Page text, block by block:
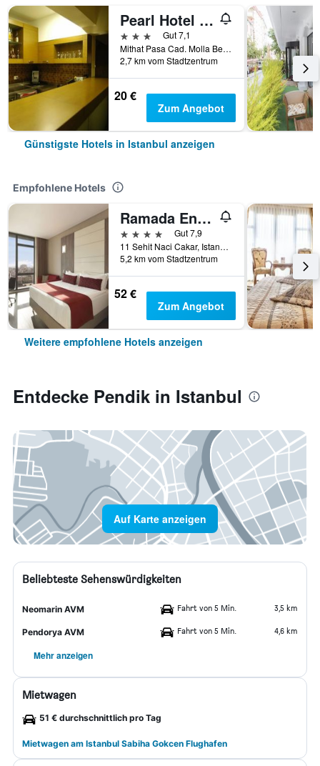
Pearl Hotel Istanbul
3 Sterne
Gut 7,1
Mithat Pasa Cad. Molla Bey Sok.No:10, Beyazit, Istanbul, Türkei
2,7 km vom Stadtzentrum
20 €
Zum Angebot
Günstigste Hotels in Istanbul anzeigen
Empfohlene Hotels
Ramada Encore by Wyndham Istanbul Bayrampasa
4 Sterne
Gut 7,9
11 Sehit Naci Cakar, Istanbul, Türkei
5,2 km vom Stadtzentrum
52 €
Zum Angebot
Weitere empfohlene Hotels anzeigen
Entdecke Pendik in Istanbul
Auf Karte anzeigen
Beliebteste Sehenswürdigkeiten
Neomarin AVM Fahrt von 5 Min. 3,5 km
Pendorya AVM Fahrt von 5 Min. 4,6 km
Mehr anzeigen
Mietwagen
51 € durchschnittlich pro Tag
Mietwagen am Istanbul Sabiha Gokcen Flughafen